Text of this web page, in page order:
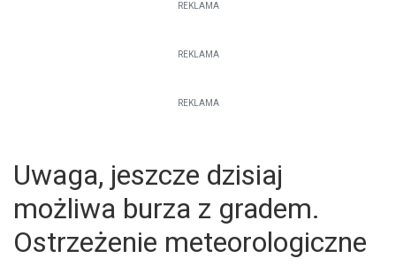
REKLAMA
REKLAMA
REKLAMA
Uwaga, jeszcze dzisiaj
możliwa burza z gradem.
Ostrzeżenie meteorologiczne